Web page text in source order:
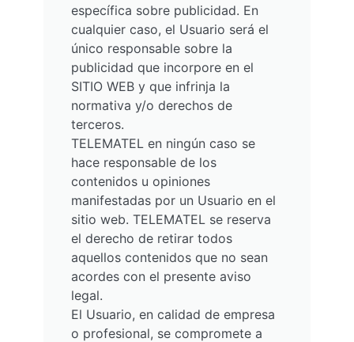
específica sobre publicidad. En
cualquier caso, el Usuario será el
único responsable sobre la
publicidad que incorpore en el
SITIO WEB y que infrinja la
normativa y/o derechos de
terceros.
TELEMATEL en ningún caso se
hace responsable de los
contenidos u opiniones
manifestadas por un Usuario en el
sitio web. TELEMATEL se reserva
el derecho de retirar todos
aquellos contenidos que no sean
acordes con el presente aviso
legal.
El Usuario, en calidad de empresa
o profesional, se compromete a